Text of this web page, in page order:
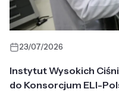
23/07/2026
Instytut Wysokich
do Konsorcjum ELI-